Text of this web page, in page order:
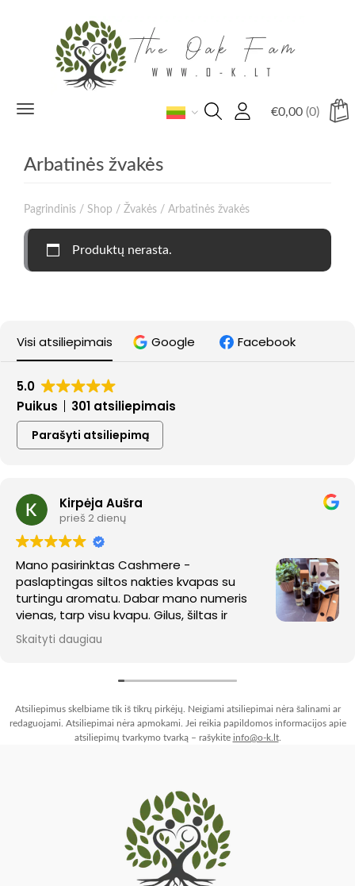
Toggle
€0,00 (0)
Arbatinės žvakės
Pagrindinis / Shop / Žvakės / Arbatinės žvakės
Produktų nerasta.
Visi atsiliepimais Google Facebook
5.0
Puikus
301 atsiliepimais
Parašyti atsiliepimą
Kirpėja Aušra
prieš 2 dienų
Mano pasirinktas Cashmere -
paslaptingas siltos nakties kvapas su
turtingu aromatu. Dabar mano numeris
vienas, tarp visu kvapu. Gilus, šiltas ir
nepaprastai jaukus kvapas. Kol
nekantraudama laukiau kvapu, perziurejau keleta The
naujo(apie lazdeles, kvapu isgaravimo eksperimentą ir
Atsakymas iš savininko
Skaityti daugiau
Atsiliepimus skelbiame tik iš tikrų pirkėjų. Neigiami atsiliepimai nėra šalinami ar
redaguojami. Atsiliepimai nėra apmokami. Jei reikia papildomos informacijos apie
atsiliepimų tvarkymo tvarką – rašykite info@o-k.lt.